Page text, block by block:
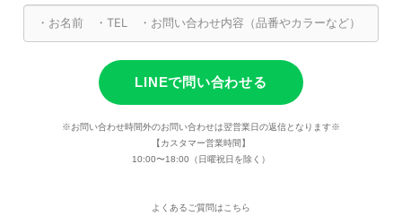
LINEで問い合わせる
※お問い合わせ時間外のお問い合わせは翌営業日の返信となります※
【カスタマー営業時間】
10:00〜18:00（日曜祝日を除く）
よくあるご質問はこちら